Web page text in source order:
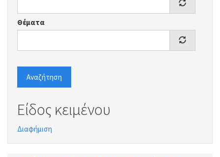
Θέματα
Αναζήτηση
Είδος κειμένου
Διαφήμιση